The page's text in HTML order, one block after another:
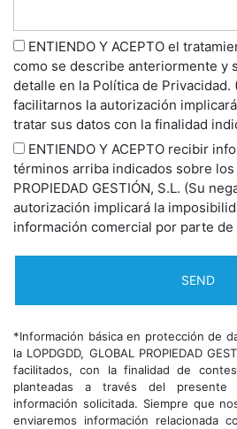
ENTIENDO Y ACEPTO el
como se describe anteriormente y
detalle en la Política de Privacidad.
facilitarnos la autorización
tratar sus datos con la finalidad
ENTIENDO Y ACEPTO recibir
términos arriba indicados sobre los
PROPIEDAD GESTIÓN, S.L. (Su
autorización implicará la
información comercial por parte de
*Información básica en protección de
la LOPDGDD, GLOBAL PROPIEDAD
facilitados, con la finalidad de
planteadas a través del
información solicitada. Siempre que
enviaremos información relacionada